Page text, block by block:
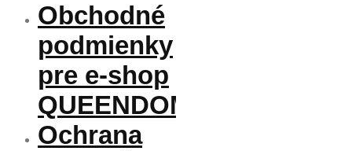
Obchodné
podmienky
pre e-shop
QUEENDOM
Ochrana